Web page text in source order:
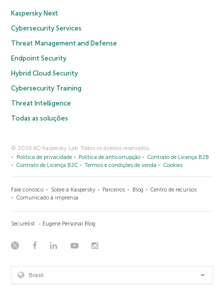
Kaspersky Next
Cybersecurity Services
Threat Management and Defense
Endpoint Security
Hybrid Cloud Security
Cybersecurity Training
Threat Intelligence
Todas as soluções
© 2026 AO Kaspersky Lab. Todos os direitos reservados.
Política de privacidade
Política de anticorrupção
Contrato de Licença B2B
Contrato de Licença B2C
Termos e condições de venda Cookies
Fale conosco Sobre a Kaspersky Parceiros Blog
Centro de recursos
Comunicado à imprensa
Securelist Eugene Personal Blog
Brasil